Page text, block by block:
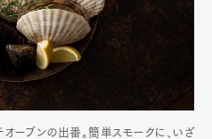
About
Meet
ーブンの出番。簡単スモークに、いざ